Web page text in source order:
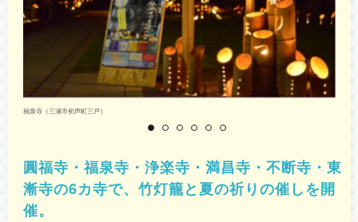
福泉寺（三浦市初声町三戸）
圓福寺・福泉寺・浄楽寺・満昌寺・不断寺・東
漸寺の6カ寺で、竹灯籠と夏の祈りの催しを開
催。